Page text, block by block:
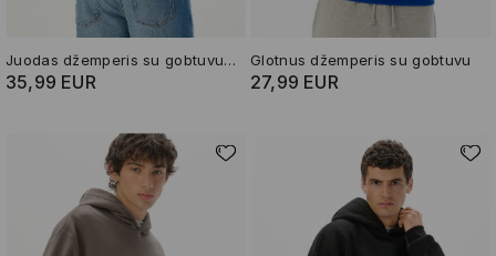
Juodas džemperis su gobtuvu ir piešiniu Black Spider-Man
35,99 EUR
Glotnus džemperis su gobtuvu
27,99 EUR